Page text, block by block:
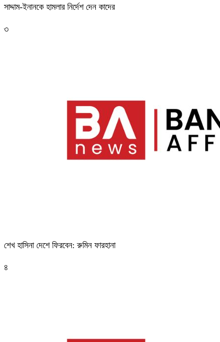
সাদ্দাম-ইনানকে হামলার নির্দেশ দেন কাদের
৩
শেখ হাসিনা দেশে ফিরবেন: রুমিন ফারহানা
৪